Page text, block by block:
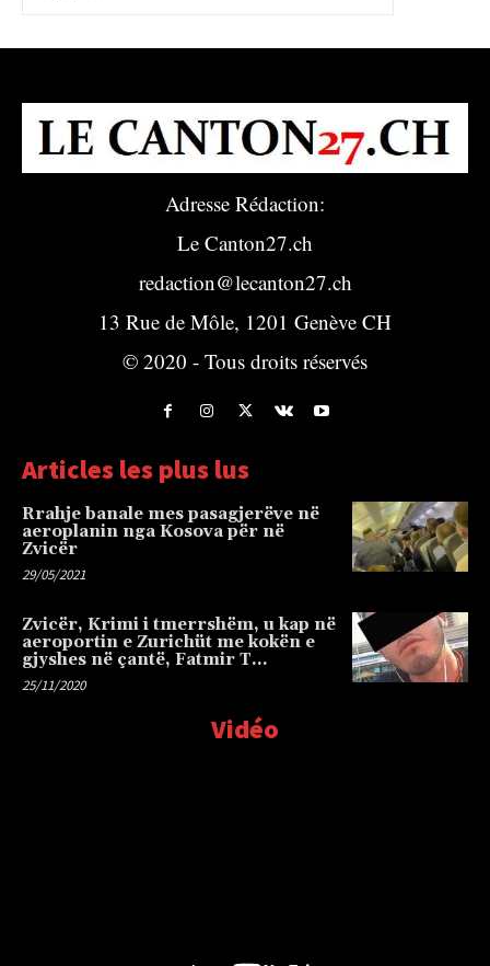
Adresse Rédaction:
Le Canton27.ch
redaction@lecanton27.ch
13 Rue de Môle, 1201 Genève CH
© 2020 - Tous droits réservés
Articles les plus lus
Rrahje banale mes pasagjerëve në
aeroplanin nga Kosova për në
Zvicër
29/05/2021
Zvicër, Krimi i tmerrshëm, u kap në
aeroportin e Zurichüt me kokën e
gjyshes në çantë, Fatmir T…
25/11/2020
Vidéo